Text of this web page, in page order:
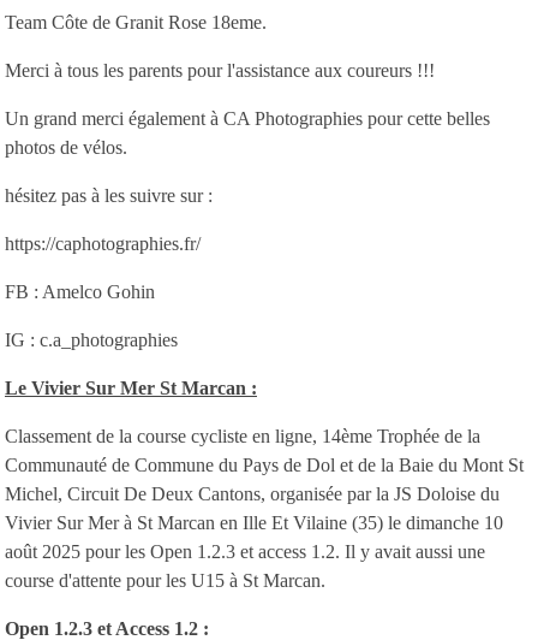
Team Côte de Granit Rose 18eme.
Merci à tous les parents pour l'assistance aux coureurs !!!
Un grand merci également à CA Photographies pour cette belles
photos de vélos.
hésitez pas à les suivre sur :
https://caphotographies.fr/
FB : Amelco Gohin
IG : c.a_photographies
Le Vivier Sur Mer St Marcan :
Classement de la course cycliste en ligne, 14ème Trophée de la
Communauté de Commune du Pays de Dol et de la Baie du Mont St
Michel, Circuit De Deux Cantons, organisée par la JS Doloise du
Vivier Sur Mer à St Marcan en Ille Et Vilaine (35) le dimanche 10
août 2025 pour les Open 1.2.3 et access 1.2. Il y avait aussi une
course d'attente pour les U15 à St Marcan.
Open 1.2.3 et Access 1.2 :